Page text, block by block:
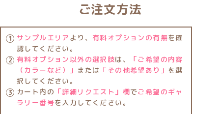
ご注文方法
サンプルエリア より、有料オプションの有無を確
認してください。
有料オプション以外の選択肢は、
「ご希望の内容
（カラーなど）」 または 「その他希望あり」 を選
択してください。
カート内の 「詳細リクエスト」欄でご希望のギャ
ラリー番号を入力してください。